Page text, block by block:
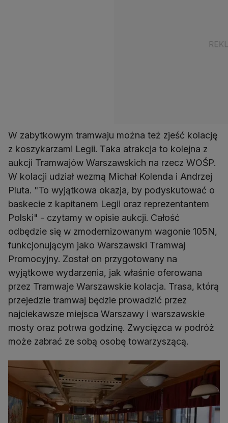
W zabytkowym tramwaju można też zjeść kolację
z koszykarzami Legii. Taka atrakcja to kolejna z
aukcji Tramwajów Warszawskich na rzecz WOŚP.
W kolacji udział wezmą Michał Kolenda i Andrzej
Pluta. "To wyjątkowa okazja, by podyskutować o
baskecie z kapitanem Legii oraz reprezentantem
Polski" - czytamy w opisie aukcji. Całość
odbędzie się w zmodernizowanym wagonie 105N,
funkcjonującym jako Warszawski Tramwaj
Promocyjny. Został on przygotowany na
wyjątkowe wydarzenia, jak właśnie oferowana
przez Tramwaje Warszawskie kolacja. Trasa, którą
przejedzie tramwaj będzie prowadzić przez
najciekawsze miejsca Warszawy i warszawskie
mosty oraz potrwa godzinę. Zwycięzca w podróż
może zabrać ze sobą osobę towarzyszącą.